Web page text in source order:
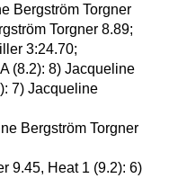
Bergström Torgner
Torgner 8.89;
3:24.70;
(8.2): 8) Jacqueline
7) Jacqueline
Bergström Torgner
9.45, Heat 1 (9.2): 6)